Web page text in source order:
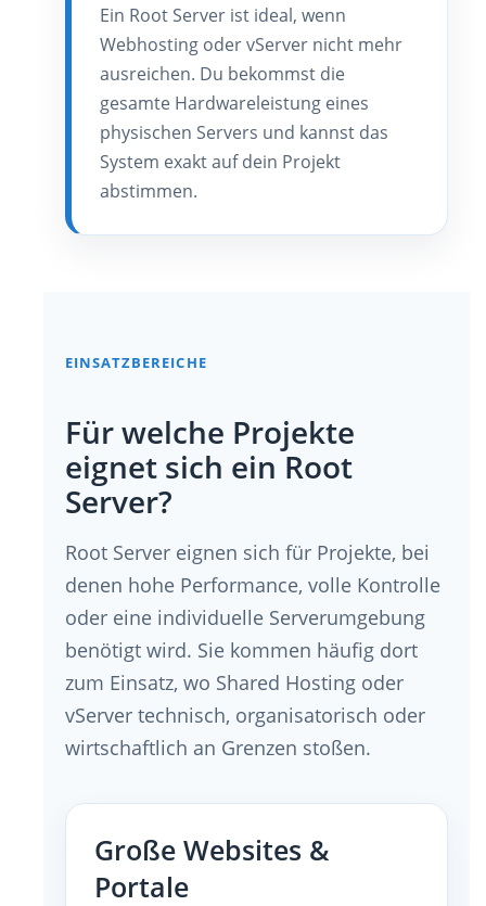
Ein Root Server ist ideal, wenn
Webhosting oder vServer nicht mehr
ausreichen. Du bekommst die
gesamte Hardwareleistung eines
physischen Servers und kannst das
System exakt auf dein Projekt
abstimmen.
EINSATZBEREICHE
Für welche Projekte
eignet sich ein Root
Server?
Root Server eignen sich für Projekte, bei
denen hohe Performance, volle Kontrolle
oder eine individuelle Serverumgebung
benötigt wird. Sie kommen häufig dort
zum Einsatz, wo Shared Hosting oder
vServer technisch, organisatorisch oder
wirtschaftlich an Grenzen stoßen.
Große Websites &
Portale